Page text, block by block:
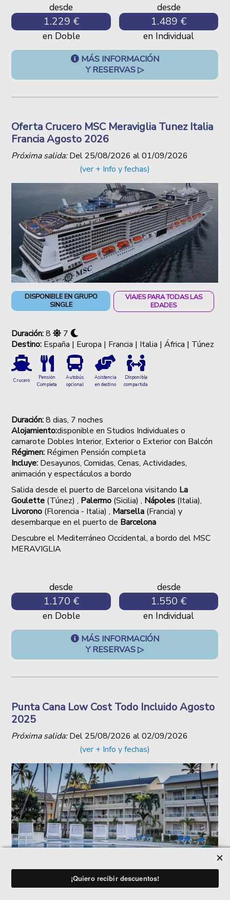
desde
1.229 €
en Doble
desde
1.489 €
en Individual
MÁS INFORMACIÓN
Y RESERVAS ▷
Oferta Crucero MSC Meraviglia Tunez Italia
Francia Agosto 2026
Próxima salida:Del 25/08/2026 al01/09/2026
(ver + Info y fechas)
DISPONIBLE EN GRUPO
SINGLE
VIAJES PARA TODAS LAS
EDADES
Duración:8
7
Destino: España | Europa | Francia | Italia | África | Túnez
Crucero
Pensión
Completa
Autobús
opcional
Asistencia
en destino
Disponible
compartida
Duración:8 dias, 7 noches
Alojamiento:disponible en Studios Individuales o
camarote Dobles Interior, Exterior o Exterior con Balcón
Régimen: Régimen Pensión completa
Incluye: Desayunos, Comidas, Cenas, Actividades,
animación y espectáculos a bordo
Salida desde el puerto de Barcelona visitando La
Goulette (Túnez) , Palermo (Sicilia) , Nápoles (Italia),
Livorono (Florencia - Italia) , Marsella (Francia) y
desembarque en el puerto de Barcelona
Descubre el Mediterráneo Occidental, a bordo del MSC
MERAVIGLIA
desde
1.170 €
en Doble
desde
1.550 €
en Individual
MÁS INFORMACIÓN
Y RESERVAS ▷
Punta Cana Low Cost Todo Incluido Agosto
2025
Próxima salida:Del 25/08/2026 al02/09/2026
(ver + Info y fechas)
GRUPO NO EXCLUSIVO
SINGLE
VIAJES PARA TODAS LAS
EDADES
DE APUNTADOS CARIBE A